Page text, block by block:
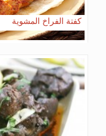
كفتة الفراخ المشوية